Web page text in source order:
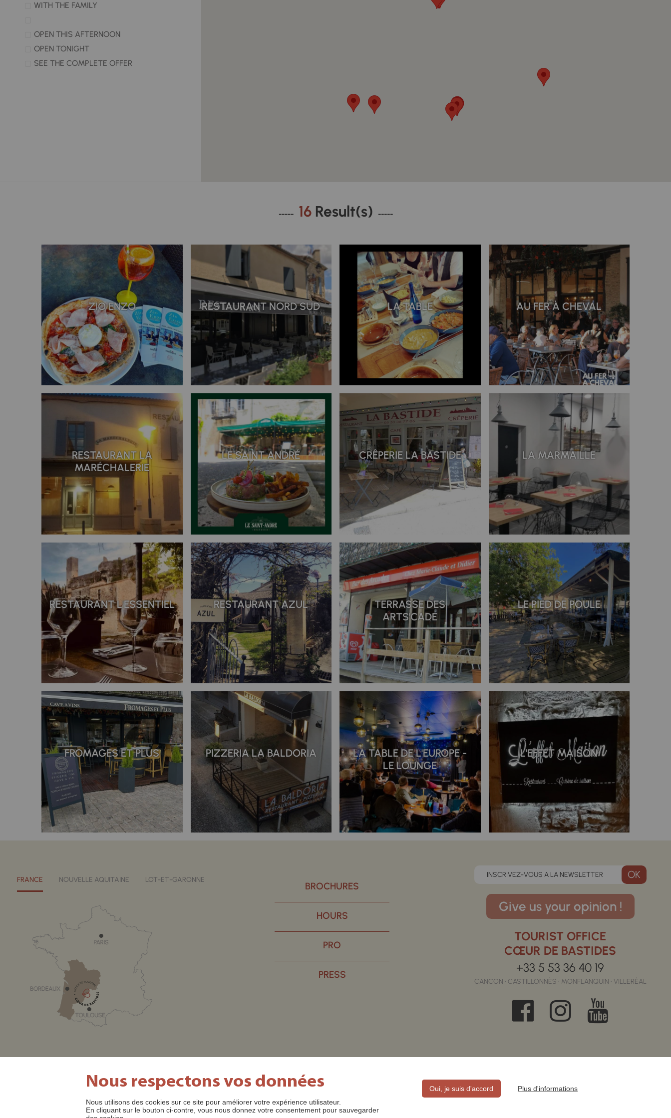
WITH THE FAMILY
OPEN THIS AFTERNOON
OPEN TONIGHT
SEE THE COMPLETE OFFER
16Result(s)
ZIO ENZO RESTAURANT NORD SUD LA TABLE AU FER À CHEVAL
RESTAURANT LA
MARÉCHALERIE
LE SAINT ANDRÉ CRÊPERIE LA BASTIDE LA MARMAILLE
RESTAURANT L'ESSENTIEL RESTAURANT AZUL
TERRASSE DES
ARTS'CADE
LE PIED DE POULE
FROMAGES ET PLUS PIZZERIA LA BALDORIA
LA TABLE DE L'EUROPE -
LE LOUNGE
L'EFFET MAISON
FRANCE NOUVELLE AQUITAINE LOT-ET-GARONNE
BROCHURES
HOURS
PRO
PRESS
INSCRIVEZ-VOUS A LA NEWSLETTER
Give us your opinion !
TOURIST OFFICE
CŒUR DE BASTIDES
+33 5 53 36 40 19
CANCON • CASTILLONNÈS • MONFLANQUIN • VILLERÉAL
SITE OFFICIEL DE L'OFFICE DE TOURISME CŒUR DE BASTIDES ©2022 MENTIONS LÉGALES
Nous respectons vos données
Nous utilisons des cookies sur ce site pour améliorer votre expérience utilisateur.
En cliquant sur le bouton ci-contre, vous nous donnez votre consentement pour sauvegarder
Oui, je suis d'accord Plus d'informations